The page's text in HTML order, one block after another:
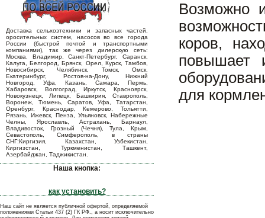
Доставка сельхозтехники и запасных частей,
оросительных систем, насосов во все города
России (быстрой почтой и транспортными
компаниями), так же через дилерскую сеть:
Москва, Владимир, Санкт-Петербург, Саранск,
Калуга, Белгород, Брянск, Орел, Курск, Тамбов,
Новосибирск, Челябинск, Томск, Омск,
Екатеринбург, Ростов-на-Дону, Нижний
Новгород, Уфа, Казань, Самара, Пермь,
Хабаровск, Волгоград, Иркутск, Красноярск,
Новокузнецк, Липецк, Башкирия, Ставрополь,
Воронеж, Тюмень, Саратов, Уфа, Татарстан,
Оренбург, Краснодар, Кемерово, Тольятти,
Рязань, Ижевск, Пенза, Ульяновск, Набережные
Челны, Ярославль, Астрахань, Барнаул,
Владивосток, Грозный (Чечня), Тула, Крым,
Севастополь, Симферополь, в страны
СНГ:Киргизия, Казахстан, Узбекистан,
Киргизстан, Туркменистан, Ташкент,
Азербайджан, Таджикистан.
Наша кнопка:
как установить?
Наш сайт не является публичной офертой, определяемой
положениями Статьи 437 (2) ГК РФ., а носит исключительно
Возможно
коров,
повышает
для